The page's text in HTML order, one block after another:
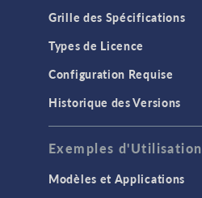
Grille des Spécifications
Types de Licence
Configuration Requise
Historique des Versions
Exemples d'Utilisation
Modèles et Applications